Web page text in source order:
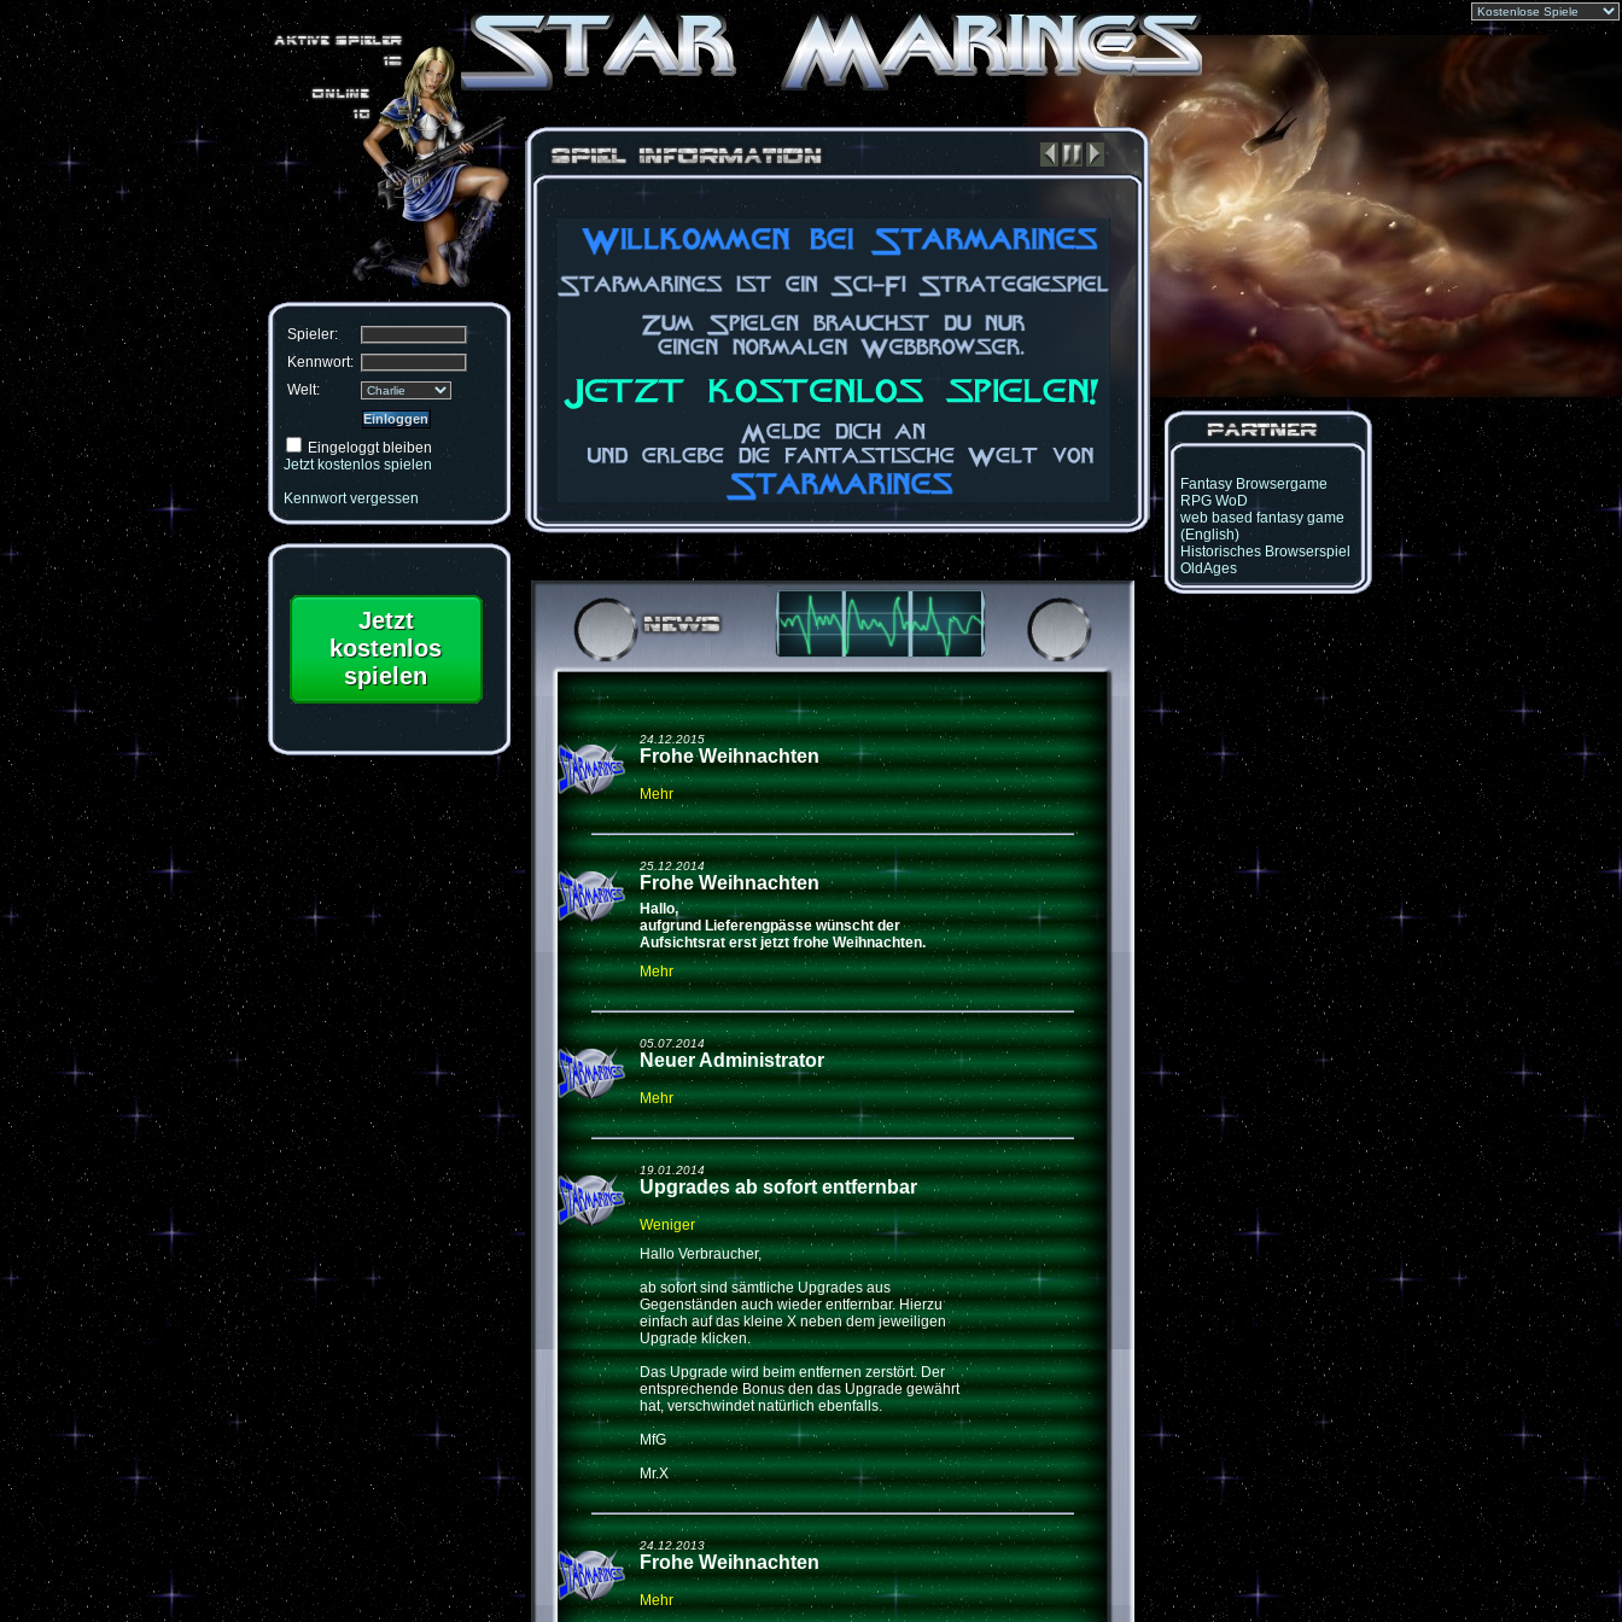
Spieler:
Kennwort:
Welt:
Eingeloggt bleiben
Jetzt kostenlos spielen
Kennwort vergessen
Jetzt
kostenlos
spielen
24.12.2015
Frohe Weihnachten
Mehr
25.12.2014
Frohe Weihnachten
Hallo,
aufgrund Lieferengpässe wünscht der
Aufsichtsrat erst jetzt frohe Weihnachten.
Mehr
05.07.2014
Neuer Administrator
Mehr
19.01.2014
Upgrades ab sofort entfernbar
Weniger
Hallo Verbraucher,
ab sofort sind sämtliche Upgrades aus
Gegenständen auch wieder entfernbar. Hierzu
einfach auf das kleine X neben dem jeweiligen
Upgrade klicken.
Das Upgrade wird beim entfernen zerstört. Der
entsprechende Bonus den das Upgrade gewährt
hat, verschwindet natürlich ebenfalls.
MfG
Mr.X
24.12.2013
Frohe Weihnachten
Mehr
Fantasy Browsergame
RPG WoD
web based fantasy game
(English)
Historisches Browserspiel
OldAges
Copyright © 2026 by WoD Game UG (haftungsbeschränkt)